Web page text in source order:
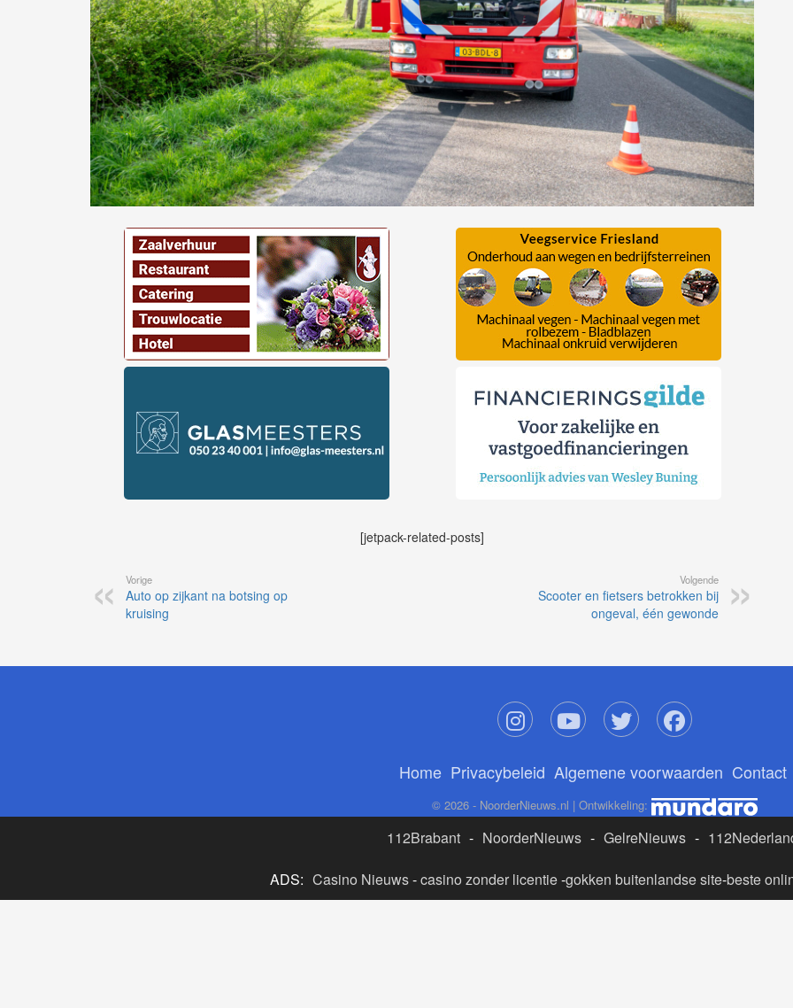
[jetpack-related-posts]
Vorige
Auto op zijkant na botsing op
kruising
Volgende
Scooter en fietsers betrokken bij
ongeval, één gewonde
Home Privacybeleid Algemene voorwaarden Contact
© 2026 - NoorderNieuws.nl | Ontwikkeling:
112Brabant - NoorderNieuws - GelreNieuws -
ADS: Casino Nieuws-casino zonder licentie-gokken buitenlandse site-beste